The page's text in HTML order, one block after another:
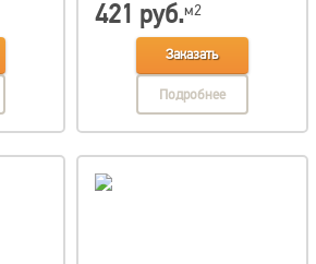
421 руб.м2
Заказать
Подробнее